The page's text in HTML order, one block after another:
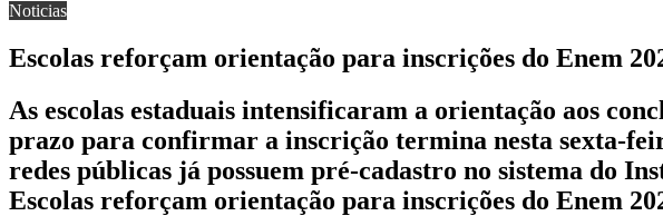
Noticias
Escolas reforçam orientação para inscrições do Enem
As escolas estaduais intensificaram a orientação aos
prazo para confirmar a inscrição termina nesta sexta-
redes públicas já possuem pré-cadastro no sistema do
Escolas reforçam orientação para inscrições do Enem